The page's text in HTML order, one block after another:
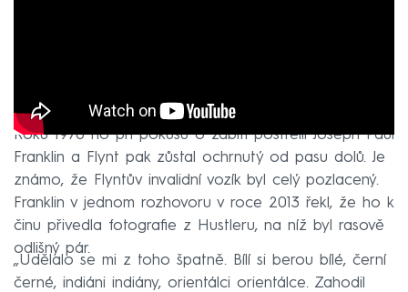
Roku 1978 ho při pokusu o zabití postřelil Joseph Paul
Franklin a Flynt pak zůstal ochrnutý od pasu dolů. Je
známo, že Flyntův invalidní vozík byl celý pozlacený.
Franklin v jednom rozhovoru v roce 2013 řekl, že ho k
činu přivedla fotografie z Hustleru, na níž byl rasově
odlišný pár.
„Udělalo se mi z toho špatně. Bílí si berou bílé, černí
černé, indiáni indiány, orientálci orientálce. Zahodil